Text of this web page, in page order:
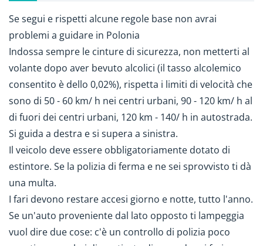
Se segui e rispetti alcune regole base non avrai
problemi a guidare in Polonia
Indossa sempre le cinture di sicurezza, non metterti al
volante dopo aver bevuto alcolici (il tasso alcolemico
consentito è dello 0,02%), rispetta i limiti di velocità che
sono di 50 - 60 km/ h nei centri urbani, 90 - 120 km/ h al
di fuori dei centri urbani, 120 km - 140/ h in autostrada.
Si guida a destra e si supera a sinistra.
Il veicolo deve essere obbligatoriamente dotato di
estintore. Se la polizia di ferma e ne sei sprovvisto ti dà
una multa.
I fari devono restare accesi giorno e notte, tutto l'anno.
Se un'auto proveniente dal lato opposto ti lampeggia
vuol dire due cose: c'è un controllo di polizia poco